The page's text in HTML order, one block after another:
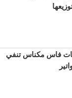
فاس مكناس تنفي